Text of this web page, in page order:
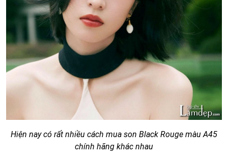
Hiện nay có rất nhiều cách mua son Black Rouge màu A45
chính hãng khác nhau